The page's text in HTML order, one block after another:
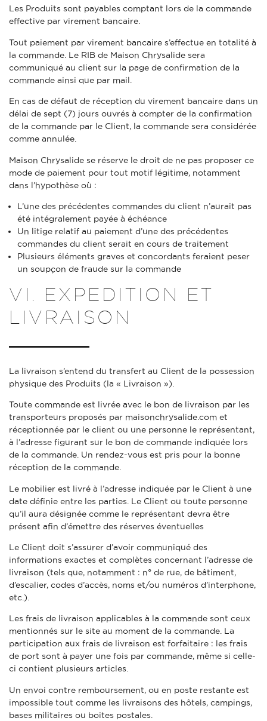
Les Produits sont payables comptant lors de la commande
effective par virement bancaire.
Tout paiement par virement bancaire s’effectue en totalité à
la commande. Le RIB de Maison Chrysalide sera
communiqué au client sur la page de confirmation de la
commande ainsi que par mail.
En cas de défaut de réception du virement bancaire dans un
délai de sept (7) jours ouvrés à compter de la confirmation
de la commande par le Client, la commande sera considérée
comme annulée.
Maison Chrysalide se réserve le droit de ne pas proposer ce
mode de paiement pour tout motif légitime, notamment
dans l’hypothèse où :
L’une des précédentes commandes du client n’aurait pas
été intégralement payée à échéance
Un litige relatif au paiement d’une des précédentes
commandes du client serait en cours de traitement
Plusieurs éléments graves et concordants feraient peser
un soupçon de fraude sur la commande
VI. EXPEDITION ET
LIVRAISON
La livraison s’entend du transfert au Client de la possession
physique des Produits (la « Livraison »).
Toute commande est livrée avec le bon de livraison par les
transporteurs proposés par maisonchrysalide.com et
réceptionnée par le client ou une personne le représentant,
à l’adresse figurant sur le bon de commande indiquée lors
de la commande. Un rendez-vous est pris pour la bonne
réception de la commande.
Le mobilier est livré à l’adresse indiquée par le Client à une
date définie entre les parties. Le Client ou toute personne
qu’il aura désignée comme le représentant devra être
présent afin d’émettre des réserves éventuelles
Le Client doit s’assurer d’avoir communiqué des
informations exactes et complètes concernant l’adresse de
livraison (tels que, notamment : n° de rue, de bâtiment,
d’escalier, codes d’accès, noms et/ou numéros d’interphone,
etc.).
Les frais de livraison applicables à la commande sont ceux
mentionnés sur le site au moment de la commande. La
participation aux frais de livraison est forfaitaire : les frais
de port sont à payer une fois par commande, même si celle-
ci contient plusieurs articles.
Un envoi contre remboursement, ou en poste restante est
impossible tout comme les livraisons des hôtels, campings,
bases militaires ou boites postales.